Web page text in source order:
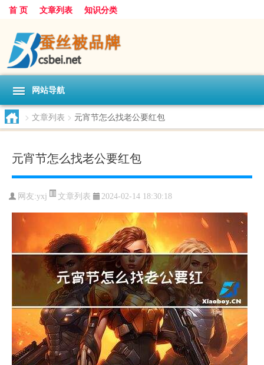
首 页 文章列表 知识分类
网站导航
> 文章列表 > 元宵节怎么找老公要红包
元宵节怎么找老公要红包
网友:yxj 文章列表 2024-02-14 18:30:18